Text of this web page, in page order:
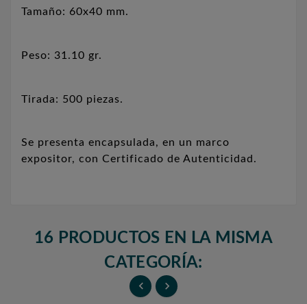
Tamaño: 60x40 mm.
Peso: 31.10 gr.
Tirada: 500 piezas.
Se presenta encapsulada, en un marco
expositor, con Certificado de Autenticidad.
16 PRODUCTOS EN LA MISMA
CATEGORÍA:
 